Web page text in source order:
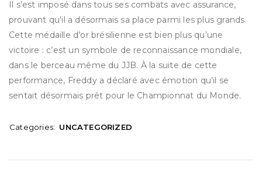
Il s’est imposé dans tous ses combats avec assurance,
prouvant qu’il a désormais sa place parmi les plus grands.
Cette médaille d’or brésilienne est bien plus qu’une
victoire : c’est un symbole de reconnaissance mondiale,
dans le berceau même du JJB. À la suite de cette
performance, Freddy a déclaré avec émotion qu’il se
sentait désormais prêt pour le Championnat du Monde.
Categories: UNCATEGORIZED